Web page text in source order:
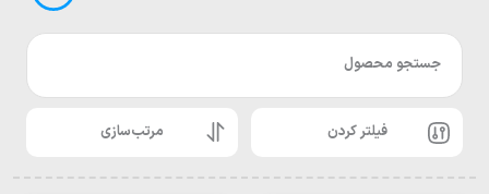
جستجو محصول
فیلتر کردن مرتب‌سازی